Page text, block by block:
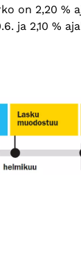
on 2,20 %
ja 2,10 %